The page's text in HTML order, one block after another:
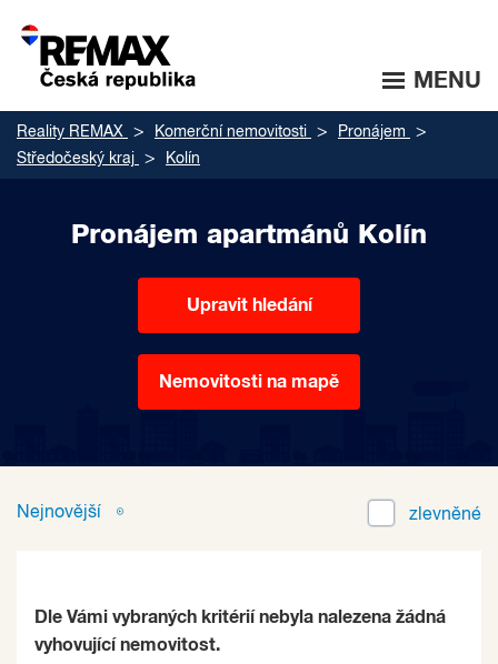
MENU
Reality REMAX Komerční nemovitosti
Pronájem
Středočeský kraj
Kolín
Pronájem apartmánů Kolín
Upravit hledání
Nemovitosti na mapě
Nejnovější zlevněné
Dle Vámi vybraných kritérií nebyla nalezena žádná
vyhovující nemovitost.